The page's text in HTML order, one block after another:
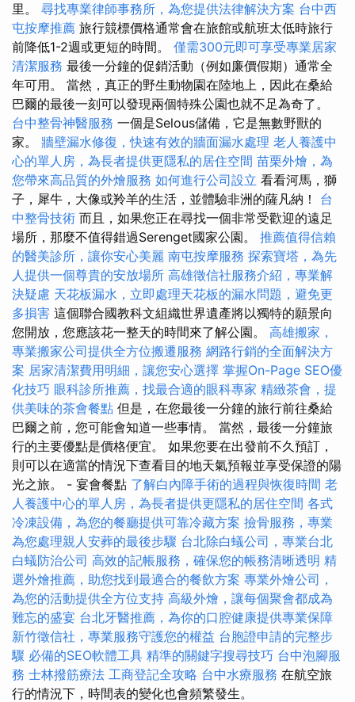
里。 尋找專業律師事務所，為您提供法律解決方案 台中西
屯按摩推薦 旅行競標價格通常會在旅館或航班太低時旅行
前降低1-2週或更短的時間。 僅需300元即可享受專業居家
清潔服務 最後一分鐘的促銷活動（例如廉價假期）通常全
年可用。 當然，真正的野生動物園在陸地上，因此在桑給
巴爾的最後一刻可以發現兩個特殊公園也就不足為奇了。
台中整骨神醫服務 一個是Selous儲備，它是無數野獸的
家。 牆壁漏水修復，快速有效的牆面漏水處理 老人養護中
心的單人房，為長者提供更隱私的居住空間 苗栗外燴，為
您帶來高品質的外燴服務 如何進行公司設立 看看河馬，獅
子，犀牛，大像或羚羊的生活，並體驗非洲的薩凡納！ 台
中整骨技術 而且，如果您正在尋找一個非常受歡迎的遠足
場所，那麼不值得錯過Serenget國家公園。 推薦值得信賴
的醫美診所，讓你安心美麗 南屯按摩服務 探索寶塔，為先
人提供一個尊貴的安放場所 高雄徵信社服務介紹，專業解
決疑慮 天花板漏水，立即處理天花板的漏水問題，避免更
多損害 這個聯合國教科文組織世界遺產將以獨特的願景向
您開放，您應該花一整天的時間來了解公園。 高雄搬家，
專業搬家公司提供全方位搬遷服務 網路行銷的全面解決方
案 居家清潔費用明細，讓您安心選擇 掌握On-Page SEO優
化技巧 眼科診所推薦，找最合適的眼科專家 精緻茶會，提
供美味的茶會餐點 但是，在您最後一分鐘的旅行前往桑給
巴爾之前，您可能會知道一些事情。 當然，最後一分鐘旅
行的主要優點是價格便宜。 如果您要在出發前不久預訂，
則可以在適當的情況下查看目的地天氣預報並享受保證的陽
光之旅。 - 宴會餐點 了解白內障手術的過程與恢復時間 老
人養護中心的單人房，為長者提供更隱私的居住空間 各式
冷凍設備，為您的餐廳提供可靠冷藏方案 撿骨服務，專業
為您處理親人安葬的最後步驟 台北除白蟻公司，專業台北
白蟻防治公司 高效的記帳服務，確保您的帳務清晰透明 精
選外燴推薦，助您找到最適合的餐飲方案 專業外燴公司，
為您的活動提供全方位支持 高級外燴，讓每個聚會都成為
難忘的盛宴 台北牙醫推薦，為你的口腔健康提供專業保障
新竹徵信社，專業服務守護您的權益 台胞證申請的完整步
驟 必備的SEO軟體工具 精準的關鍵字搜尋技巧 台中泡腳服
務 士林撥筋療法 工商登記全攻略 台中水療服務 在航空旅
行的情況下，時間表的變化也會頻繁發生。